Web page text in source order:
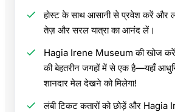
होस्ट के साथ आसानी से प्रवेश करें और
तेज़ और सरल यात्रा का आनंद लें।
Hagia Irene Museum की खोज
की बेहतरीन जगहों में से एक है—यहाँ
शानदार मेल देखने को मिलेगा!
लंबी टिकट कतारों को छोड़ें और